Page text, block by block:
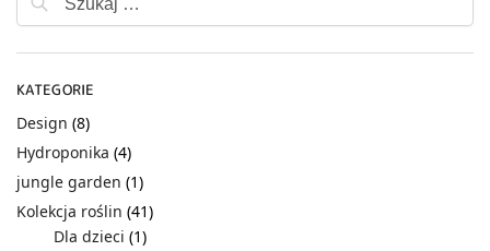
KATEGORIE
Design (8)
Hydroponika (4)
jungle garden (1)
Kolekcja roślin (41)
Dla dzieci (1)